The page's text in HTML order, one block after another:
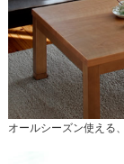
オールシーズン使える